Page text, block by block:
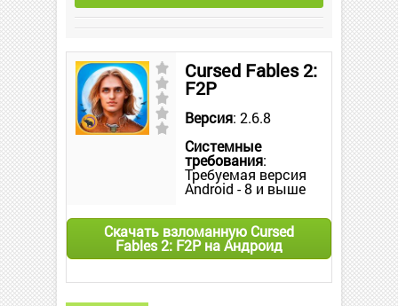
Cursed Fables 2:
F2P
Версия: 2.6.8
Системные
требования:
Требуемая версия
Android - 8 и выше
Скачать взломанную Cursed
Fables 2: F2P на Андроид